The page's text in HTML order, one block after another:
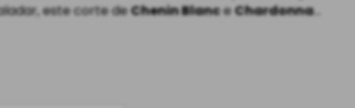
este corte de Chenin Blanc e Chardonnay